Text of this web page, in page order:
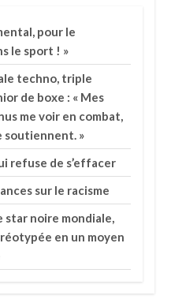
pour le
le sport ! »
techno, triple
de boxe : « Mes
me voir en combat,
soutiennent. »
refuse de s’effacer
sur le racisme
star noire mondiale,
en un moyen